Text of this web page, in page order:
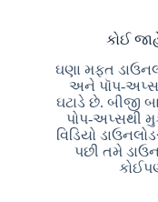
કોઈ
ઘણા મફત
અને પૉપ-અપ્સ
ઘટાડે છે. બીજી
પોપ-અપ્સથી
વિડિયો
પછી તમે